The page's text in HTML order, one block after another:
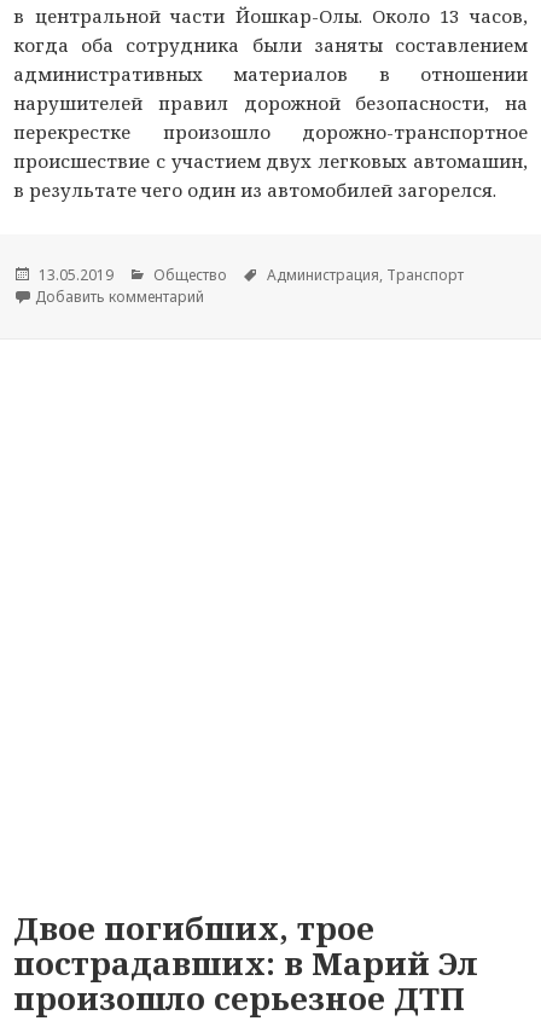
в центральной части Йошкар-Олы. Около 13 часов,
когда оба сотрудника были заняты составлением
административных материалов в отношении
нарушителей правил дорожной безопасности, на
перекрестке произошло дорожно-транспортное
происшествие с участием двух легковых автомашин,
в результате чего один из автомобилей загорелся.
Опубликовано
13.05.2019 Рубрики
Общество Метки
Администрация, Транспорт
Добавить комментарий
Двое погибших, трое
пострадавших: в Марий Эл
произошло серьезное ДТП